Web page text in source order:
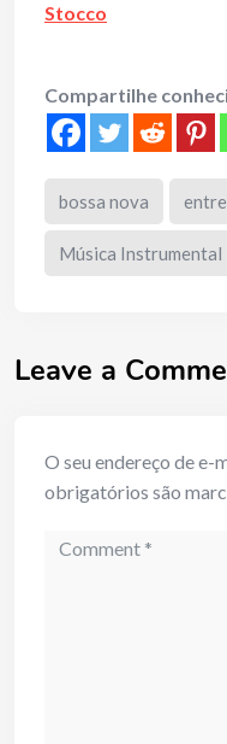
Stocco
Compartilhe
bossa nova
Música Instrumental
Leave a
O seu endereço de e-
obrigatórios são
Comment